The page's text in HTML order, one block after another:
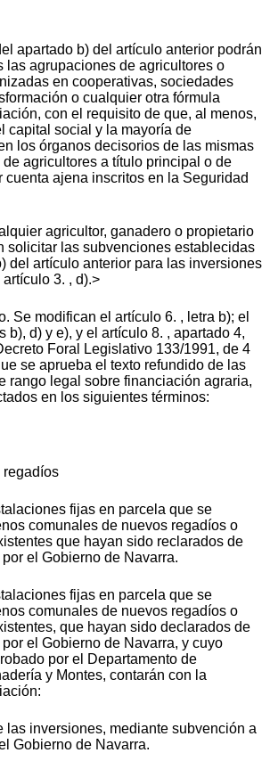
apartado b) del artículo anterior podrán
las agrupaciones de agricultores o
en cooperativas, sociedades
o cualquier otra fórmula
con el requisito de que, al menos,
capital social y la mayoría de
los órganos decisorios de las mismas
agricultores a título principal o de
cuenta ajena inscritos en la Seguridad
agricultor, ganadero o propietario
solicitar las subvenciones establecidas
del artículo anterior para las inversiones
3. , d).>
Se modifican el artículo 6. , letra b); el
b), d) y e), y el artículo 8. , apartado 4,
Foral Legislativo 133/1991, de 4
se aprueba el texto refundido de las
rango legal sobre financiación agraria,
en los siguientes términos:
regadíos
fijas en parcela que se
comunales de nuevos regadíos o
que hayan sido reclarados de
el Gobierno de Navarra.
fijas en parcela que se
comunales de nuevos regadíos o
que hayan sido declarados de
el Gobierno de Navarra, y cuyo
por el Departamento de
y Montes, contarán con la
las inversiones, mediante subvención a
Gobierno de Navarra.